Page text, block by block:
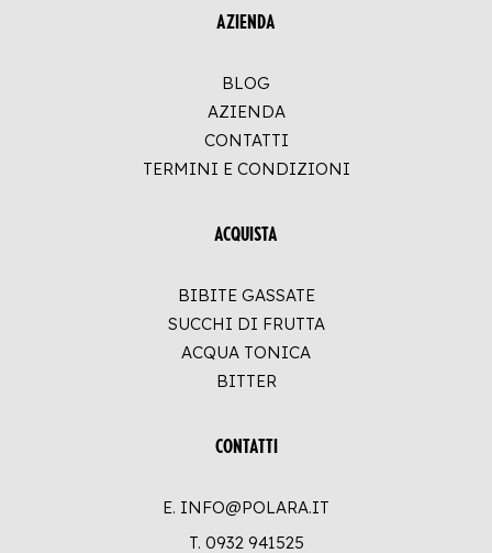
AZIENDA
BLOG
AZIENDA
CONTATTI
TERMINI E CONDIZIONI
ACQUISTA
BIBITE GASSATE
SUCCHI DI FRUTTA
ACQUA TONICA
BITTER
CONTATTI
E. INFO@POLARA.IT
T. 0932 941525